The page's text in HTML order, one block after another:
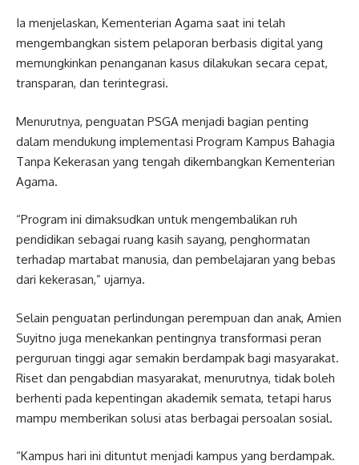
Ia menjelaskan, Kementerian Agama saat ini telah
mengembangkan sistem pelaporan berbasis digital yang
memungkinkan penanganan kasus dilakukan secara cepat,
transparan, dan terintegrasi.
Menurutnya, penguatan PSGA menjadi bagian penting
dalam mendukung implementasi Program Kampus Bahagia
Tanpa Kekerasan yang tengah dikembangkan Kementerian
Agama.
“Program ini dimaksudkan untuk mengembalikan ruh
pendidikan sebagai ruang kasih sayang, penghormatan
terhadap martabat manusia, dan pembelajaran yang bebas
dari kekerasan,” ujarnya.
Selain penguatan perlindungan perempuan dan anak, Amien
Suyitno juga menekankan pentingnya transformasi peran
perguruan tinggi agar semakin berdampak bagi masyarakat.
Riset dan pengabdian masyarakat, menurutnya, tidak boleh
berhenti pada kepentingan akademik semata, tetapi harus
mampu memberikan solusi atas berbagai persoalan sosial.
“Kampus hari ini dituntut menjadi kampus yang berdampak.